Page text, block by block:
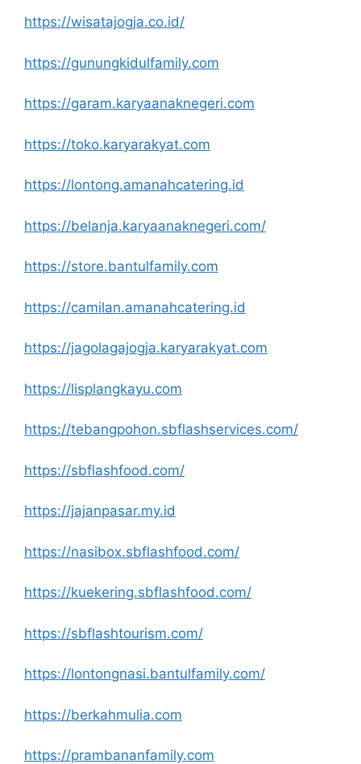
https://wisatajogja.co.id/
https://gunungkidulfamily.com
https://garam.karyaanaknegeri.com
https://toko.karyarakyat.com
https://lontong.amanahcatering.id
https://belanja.karyaanaknegeri.com/
https://store.bantulfamily.com
https://camilan.amanahcatering.id
https://jagolagajogja.karyarakyat.com
https://lisplangkayu.com
https://tebangpohon.sbflashservices.com/
https://sbflashfood.com/
https://jajanpasar.my.id
https://nasibox.sbflashfood.com/
https://kuekering.sbflashfood.com/
https://sbflashtourism.com/
https://lontongnasi.bantulfamily.com/
https://berkahmulia.com
https://prambananfamily.com